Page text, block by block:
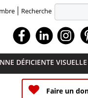
Recherche
FacebookLinkedin
DÉFICIENTE VISUELLE
Faire un